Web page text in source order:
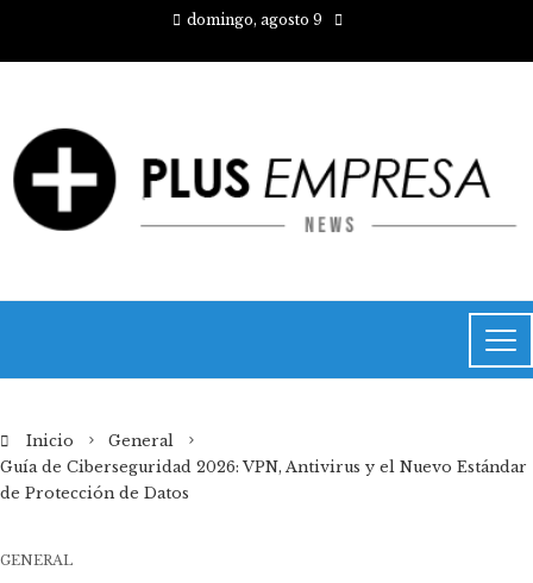
domingo, agosto 9
Inicio
General
Guía de Ciberseguridad 2026: VPN, Antivirus y el Nuevo Estándar
de Protección de Datos
GENERAL